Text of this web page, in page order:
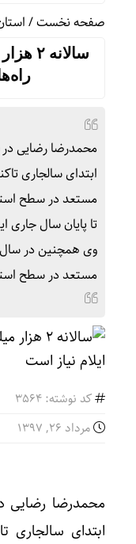
صفحه نخست/
محمدرضا رضایی
مستعد در سطح
تا پایان سال
مستعد در سطح
کد نوشته: 3564
مرداد ۲۶, ۱۳۹۷
محمدرضا